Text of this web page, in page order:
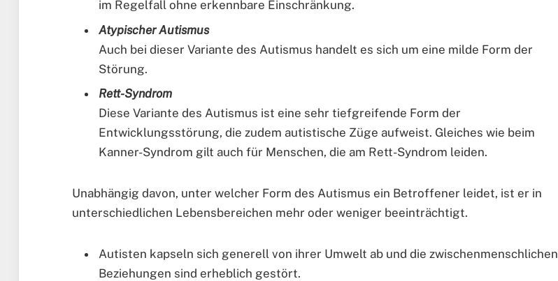
im Regelfall ohne erkennbare Einschränkung.
Atypischer Autismus
Auch bei dieser Variante des Autismus handelt es sich um eine milde Form der
Störung.
Rett-Syndrom
Diese Variante des Autismus ist eine sehr tiefgreifende Form der
Entwicklungsstörung, die zudem autistische Züge aufweist. Gleiches wie beim
Kanner-Syndrom gilt auch für Menschen, die am Rett-Syndrom leiden.
Unabhängig davon, unter welcher Form des Autismus ein Betroffener leidet, ist er in
unterschiedlichen Lebensbereichen mehr oder weniger beeinträchtigt.
Autisten kapseln sich generell von ihrer Umwelt ab und die zwischenmenschlichen
Beziehungen sind erheblich gestört.